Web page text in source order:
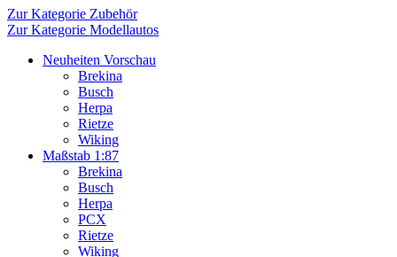
Zur Kategorie Zubehör
Zur Kategorie Modellautos
Neuheiten Vorschau
Brekina
Busch
Herpa
Rietze
Wiking
Maßstab 1:87
Brekina
Busch
Herpa
PCX
Rietze
Wiking